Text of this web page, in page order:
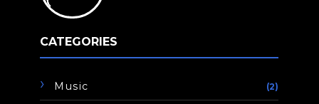
CATEGORIES
Music (2)